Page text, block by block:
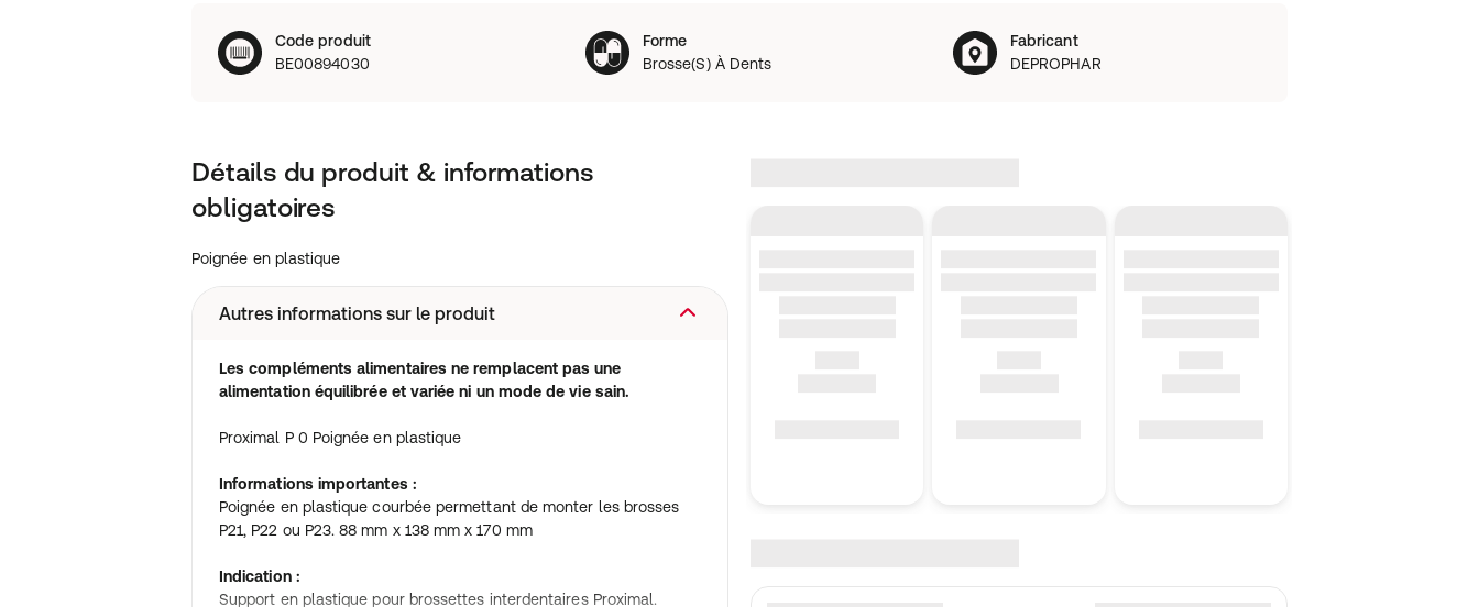
Code produit
BE00894030
Forme
Brosse(S) À Dents
Fabricant
DEPROPHAR
Détails du produit & informations
obligatoires
Poignée en plastique
Autres informations sur le produit
Les compléments alimentaires ne remplacent pas une
alimentation équilibrée et variée ni un mode de vie sain.
Proximal P 0 Poignée en plastique
Informations importantes :
Poignée en plastique courbée permettant de monter les brosses
P21, P22 ou P23. 88 mm x 138 mm x 170 mm
Indication :
Support en plastique pour brossettes interdentaires Proximal.